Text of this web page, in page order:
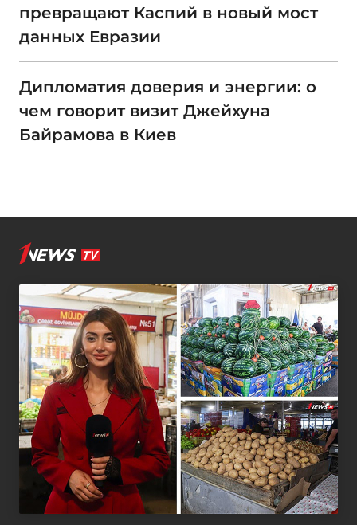
превращают Каспий в новый мост
данных Евразии
Дипломатия доверия и энергии: о
чем говорит визит Джейхуна
Байрамова в Киев